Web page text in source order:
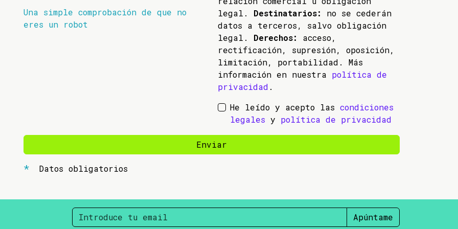
Una simple comprobación de que no
eres un robot
legal. Destinatarios:
no se cederán
datos a terceros, salvo obligación
legal. Derechos:
acceso,
rectificación, supresión, oposición,
limitación, portabilidad. Más
información en nuestra política de
privacidad .
He leído y acepto las condiciones
legales y política de privacidad
Enviar
Datos obligatorios
Apúntame